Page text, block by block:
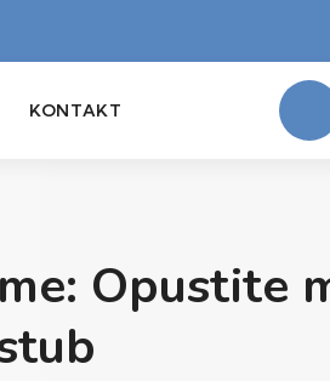
KONTAKT
Opustite